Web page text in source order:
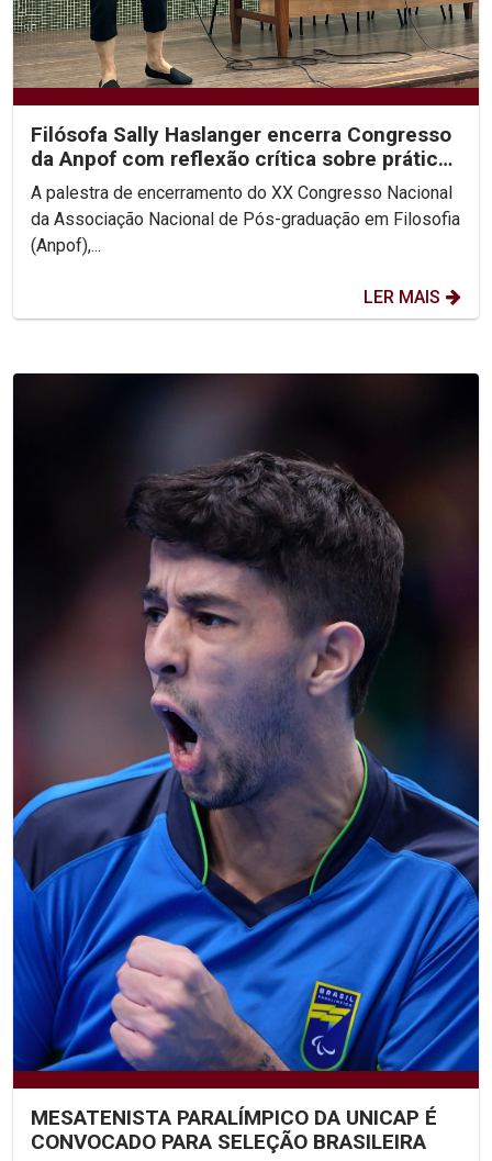
Filósofa Sally Haslanger encerra Congresso
da Anpof com reflexão crítica sobre práticas
sociais e...
A palestra de encerramento do XX Congresso Nacional
da Associação Nacional de Pós-graduação em Filosofia
(Anpof),...
LER MAIS
MESATENISTA PARALÍMPICO DA UNICAP É
CONVOCADO PARA SELEÇÃO BRASILEIRA